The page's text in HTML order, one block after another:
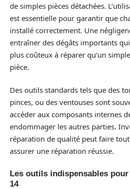
de simples pièces détachées.
est essentielle pour garantir que
installé correctement. Une
entraîner des dégâts importants
plus coûteux à réparer qu’un
pièce.
Des outils standards tels que des
pinces, ou des ventouses sont
accéder aux composants internes
endommager les autres parties.
réparation de qualité peut faire
assurer une réparation réussie.
Les outils indispensables
14